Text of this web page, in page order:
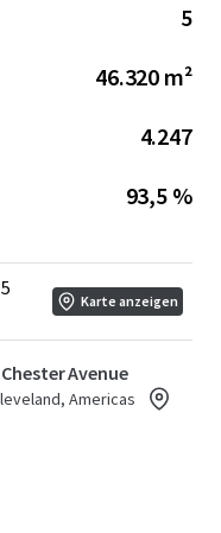
5
46.320 m²
4.247
93,5 %
Karte anzeigen
Avenue
Americas